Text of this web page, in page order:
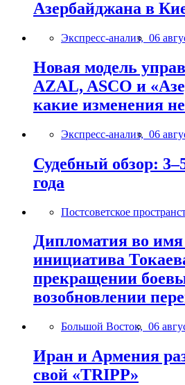
Азербайджана в
Экспресс-анализ, 06
Новая модель
AZAL, ASCO и
какие изменения
Экспресс-анализ, 06
Судебный обзор:
года
Постсоветское
Дипломатия во
инициатива
прекращении
возобновлении
Большой Восток, 06
Иран и Армения
свой «TRIPP»